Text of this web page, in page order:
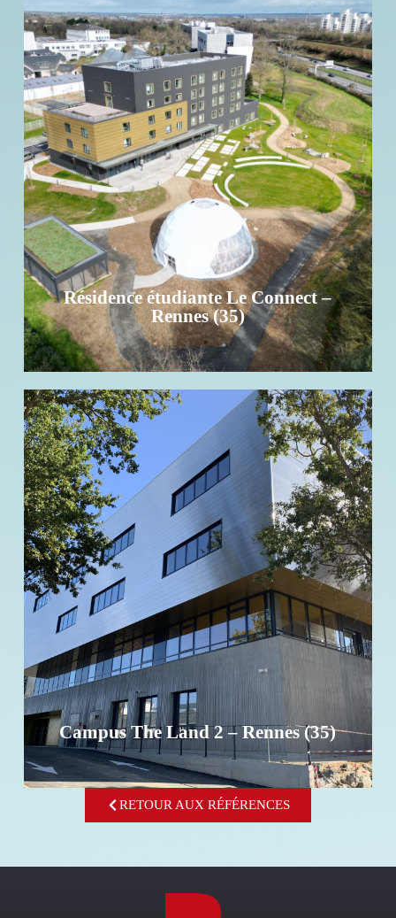
Résidence étudiante Le Connect –
Rennes (35)
Résidence étudiante Le Connect –
Rennes (35)
Investissement - Surface : 2 854 m² - R+4 - 34 places de
parking
EN SAVOIR +
Campus The Land 2 – Rennes (35)
Campus The Land 2 – Rennes (35)
Investissement - Surface : 2 000 m² - R+3
EN SAVOIR +
RETOUR AUX RÉFÉRENCES